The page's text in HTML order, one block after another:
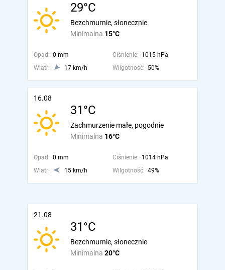
29°C
Minimalna 15°C
Bezchmurnie, słonecznie
Opad: 0 mm Ciśnienie: 1015 hPa
Wiatr:
17 km/h Wilgotność: 50%
16.08
31°C
Minimalna 16°C
Zachmurzenie małe, pogodnie
Opad: 0 mm Ciśnienie: 1014 hPa
Wiatr:
15 km/h Wilgotność: 49%
21.08
31°C
Minimalna 20°C
Bezchmurnie, słonecznie